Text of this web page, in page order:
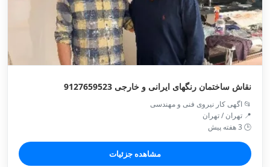
نقاش ساختمان رنگهای ایرانی و خارجی 9127659523
📂 اگهی کار نیروی فنی و مهندسی
📍 تهران / تهران
🕒 3 هفته پیش
مشاهده جزئیات